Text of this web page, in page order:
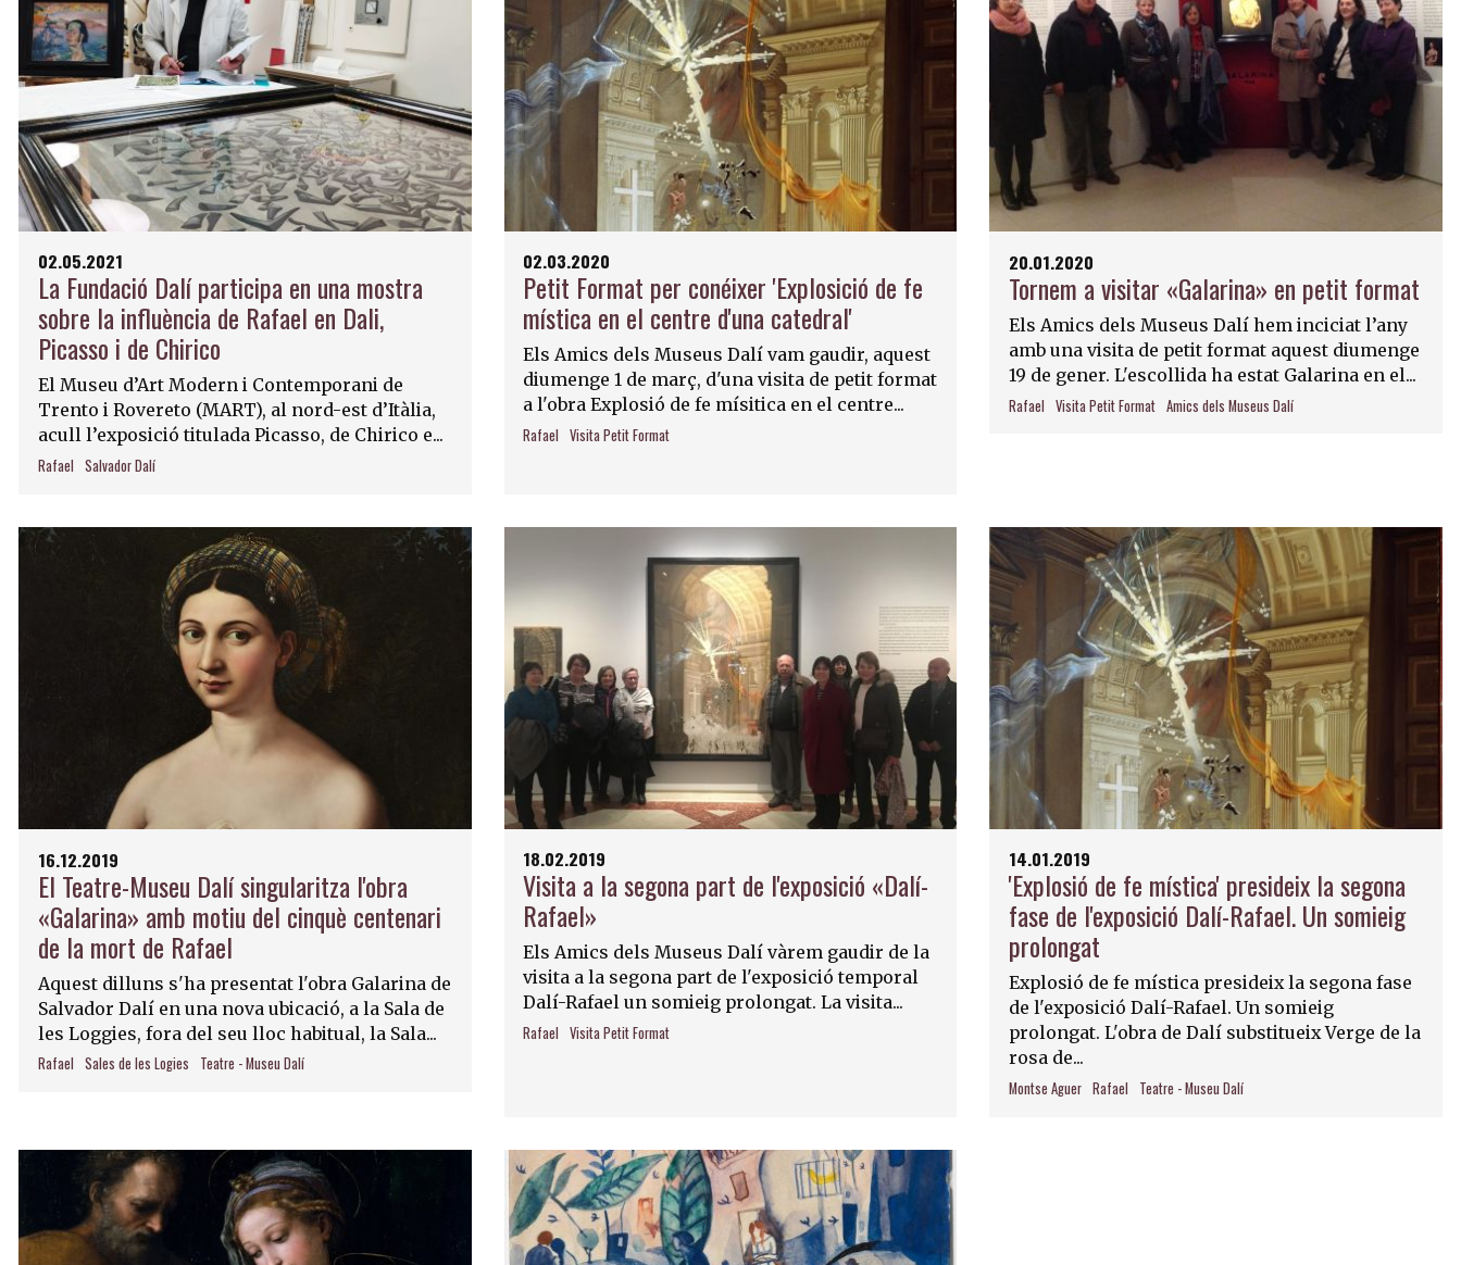
02.05.2021
La Fundació Dalí participa en una mostra
sobre la influència de Rafael en Dali,
Picasso i de Chirico
El Museu d’Art Modern i Contemporani de
Trento i Rovereto (MART), al nord-est d’Itàlia,
acull l’exposició titulada Picasso, de Chirico e...
Rafael Salvador Dalí
02.03.2020
Petit Format per conéixer 'Explosició de fe
mística en el centre d'una catedral'
Els Amics dels Museus Dalí vam gaudir, aquest
diumenge 1 de març, d'una visita de petit format
a l'obra Explosió de fe mísitica en el centre...
Rafael Visita Petit Format
20.01.2020
Tornem a visitar «Galarina» en petit format
Els Amics dels Museus Dalí hem inciciat l’any
amb una visita de petit format aquest diumenge
19 de gener. L'escollida ha estat Galarina en el...
Rafael Visita Petit Format Amics dels Museus Dalí
16.12.2019
El Teatre-Museu Dalí singularitza l'obra
«Galarina» amb motiu del cinquè centenari
de la mort de Rafael
Aquest dilluns s'ha presentat l'obra Galarina de
Salvador Dalí en una nova ubicació, a la Sala de
les Loggies, fora del seu lloc habitual, la Sala...
Rafael Sales de les Logies Teatre - Museu Dalí
18.02.2019
Visita a la segona part de l'exposició «Dalí-
Rafael»
Els Amics dels Museus Dalí vàrem gaudir de la
visita a la segona part de l'exposició temporal
Dalí-Rafael un somieig prolongat. La visita...
Rafael Visita Petit Format
14.01.2019
'Explosió de fe mística' presideix la segona
fase de l'exposició Dalí-Rafael. Un somieig
prolongat
Explosió de fe mística presideix la segona fase
de l'exposició Dalí-Rafael. Un somieig
prolongat. L'obra de Dalí substitueix Verge de la
rosa de...
Montse Aguer Rafael Teatre - Museu Dalí